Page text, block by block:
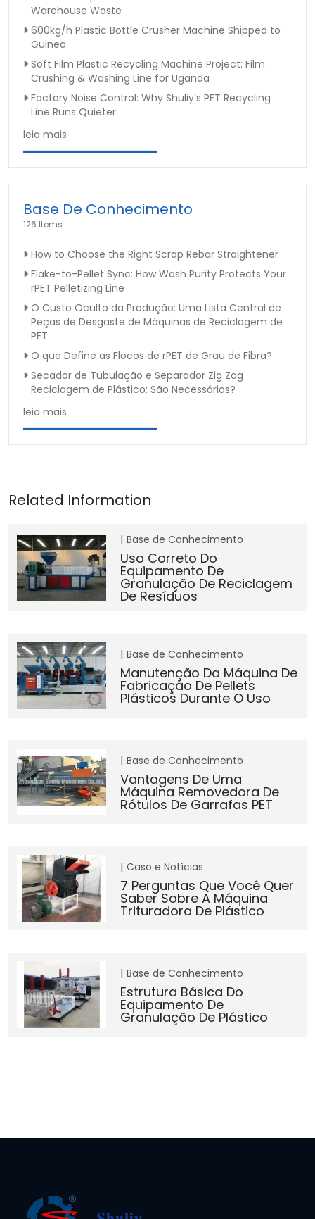
Warehouse Waste
600kg/h Plastic Bottle Crusher Machine Shipped to
Guinea
Soft Film Plastic Recycling Machine Project: Film
Crushing & Washing Line for Uganda
Factory Noise Control: Why Shuliy’s PET Recycling
Line Runs Quieter
leia mais
Base De Conhecimento
126 Items
How to Choose the Right Scrap Rebar Straightener
Flake-to-Pellet Sync: How Wash Purity Protects Your
rPET Pelletizing Line
O Custo Oculto da Produção: Uma Lista Central de
Peças de Desgaste de Máquinas de Reciclagem de
PET
O que Define as Flocos de rPET de Grau de Fibra?
Secador de Tubulação e Separador Zig Zag
Reciclagem de Plástico: São Necessários?
leia mais
Base de Conhecimento
Uso Correto Do
Equipamento De
Granulação De Reciclagem
De Resíduos
Base de Conhecimento
Manutenção Da Máquina De
Fabricação De Pellets
Plásticos Durante O Uso
Base de Conhecimento
Vantagens De Uma
Máquina Removedora De
Rótulos De Garrafas PET
Caso e Notícias
7 Perguntas Que Você Quer
Saber Sobre A Máquina
Trituradora De Plástico
Base de Conhecimento
Estrutura Básica Do
Equipamento De
Granulação De Plástico